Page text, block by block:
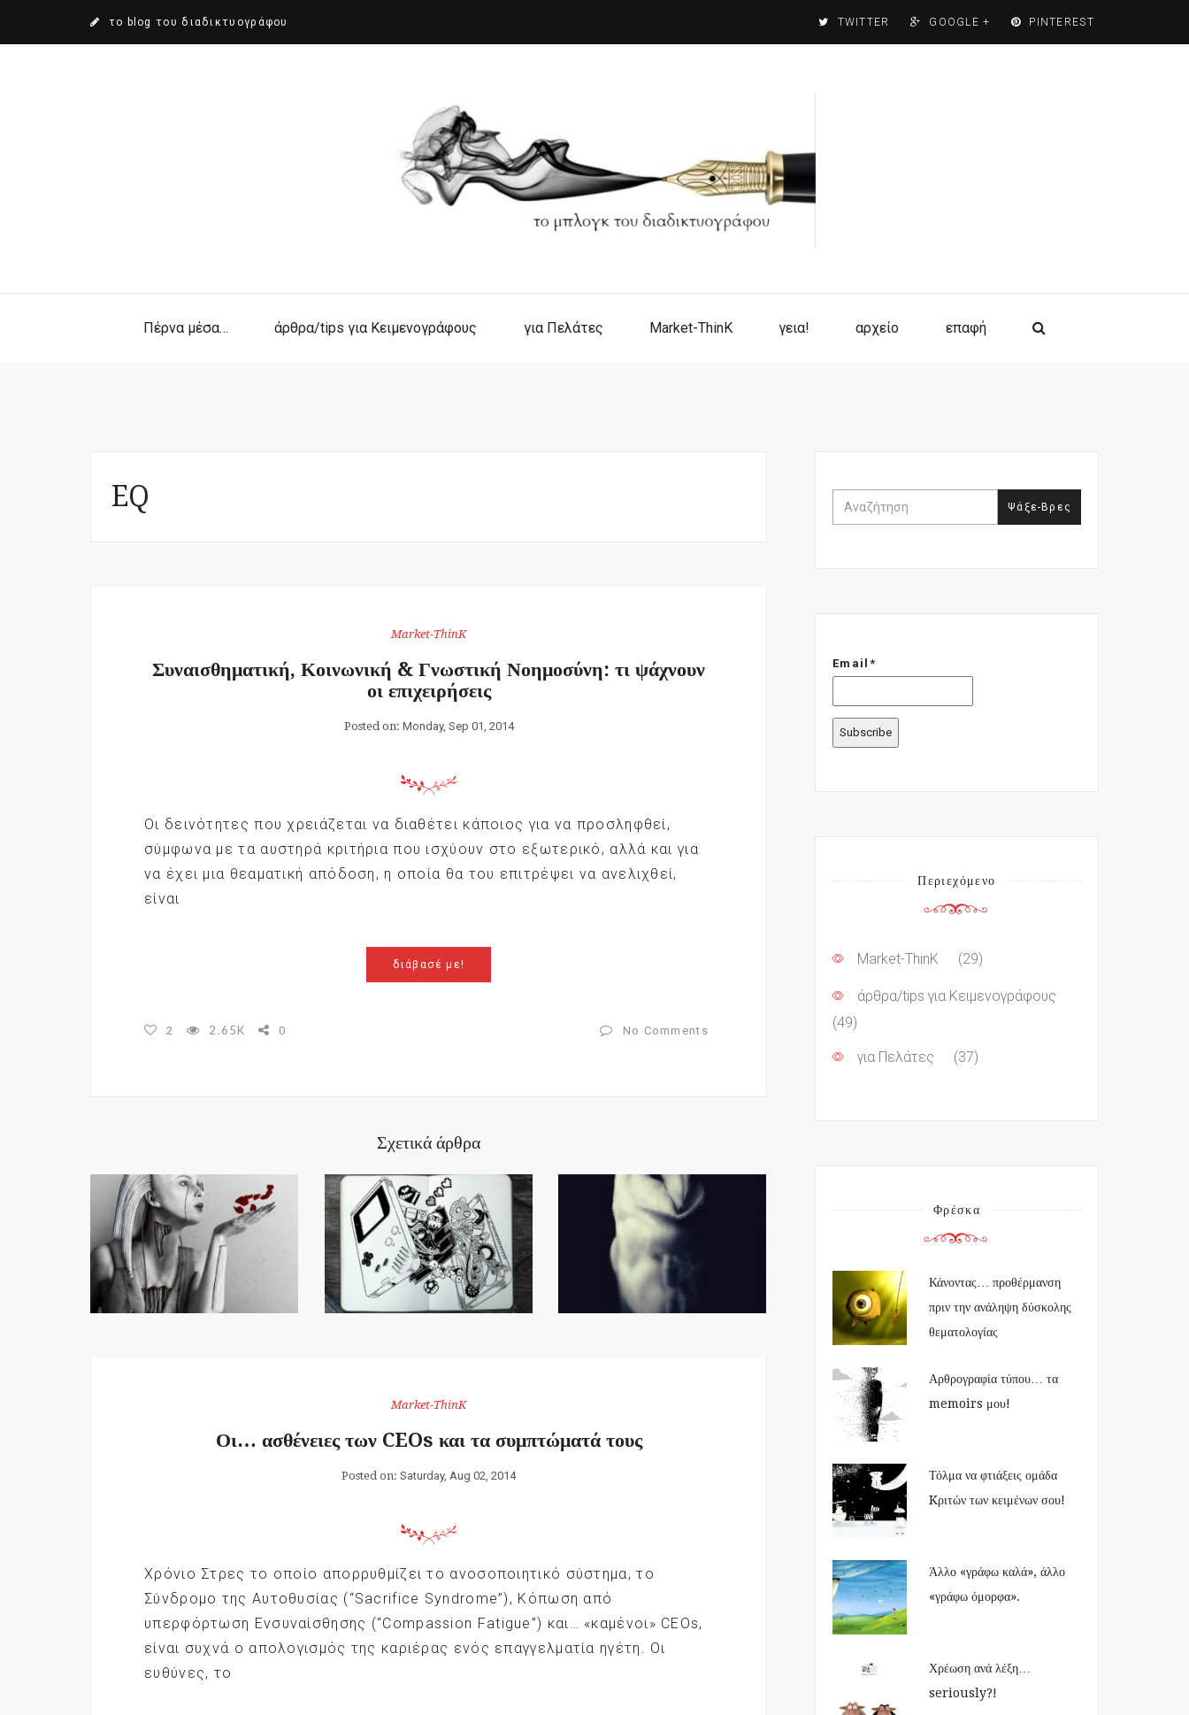
το blog του διαδικτυογράφου TWITTER GOOGLE + PINTEREST
Πέρνα μέσα… άρθρα/tips για Κειμενογράφους για Πελάτες Market-ThinK γεια! αρχείο επαφή
EQ
Market-ThinK
Συναισθηματική, Κοινωνική & Γνωστική Νοημοσύνη: τι ψάχνουν
οι επιχειρήσεις
Posted on: Monday, Sep 01, 2014
Οι δεινότητες που χρειάζεται να διαθέτει κάποιος για να προσληφθεί,
σύμφωνα με τα αυστηρά κριτήρια που ισχύουν στο εξωτερικό, αλλά και για
να έχει μια θεαματική απόδοση, η οποία θα του επιτρέψει να ανελιχθεί,
είναι
διάβασέ με!
2 2.65K 0 No Comments
Σχετικά άρθρα
Market-ThinK
Οι… ασθένειες των CEOs και τα συμπτώματά τους
Posted on: Saturday, Aug 02, 2014
Χρόνιο Στρες το οποίο απορρυθμίζει το ανοσοποιητικό σύστημα, το
Σύνδρομο της Αυτοθυσίας (“Sacrifice Syndrome”), Κόπωση από
υπερφόρτωση Ενσυναίσθησης (“Compassion Fatigue”) και… «καμένοι» CEOs,
είναι συχνά ο απολογισμός της καριέρας ενός επαγγελματία ηγέτη. Οι
ευθύνες, το
Email*
Περιεχόμενο
Market-ThinK (29)
άρθρα/tips για Κειμενογράφους
(49)
για Πελάτες (37)
Φρέσκα
Κάνοντας… προθέρμανση
πριν την ανάληψη δύσκολης
θεματολογίας
Αρθρογραφία τύπου… τα
memoirs μου!
Τόλμα να φτιάξεις ομάδα
Kριτών των κειμένων σου!
Άλλο «γράφω καλά», άλλο
«γράφω όμορφα».
Χρέωση ανά λέξη…
seriously?!